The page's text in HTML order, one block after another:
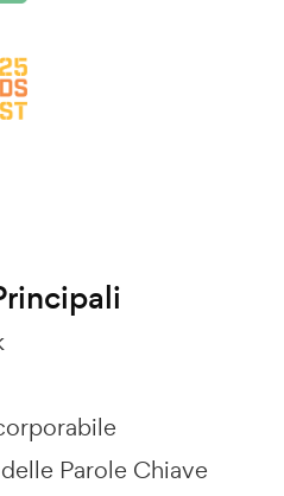
Parole Chiave